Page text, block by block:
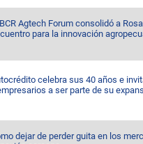
Agtech Forum consolidó a
para la innovación
celebra sus 40 años e
a ser parte de su
dejar de perder guita en los